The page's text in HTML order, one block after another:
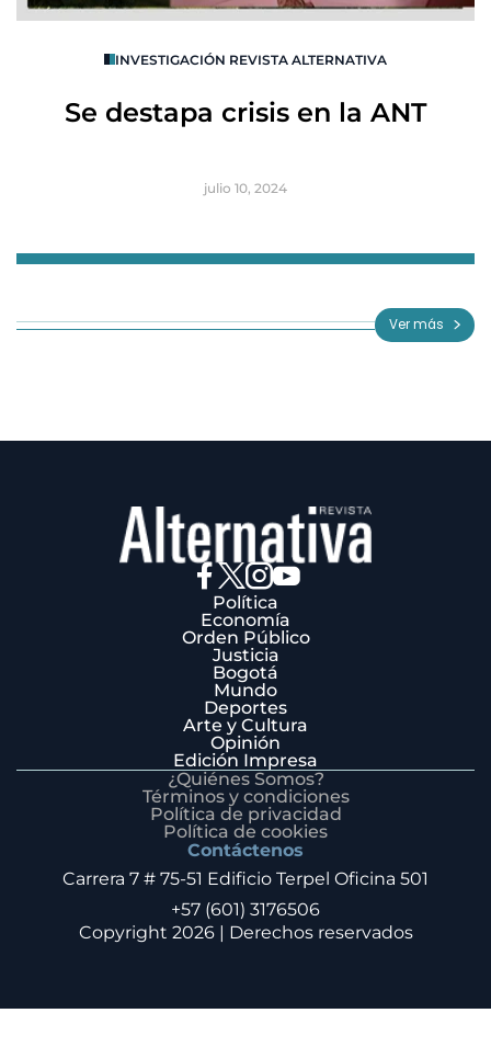
INVESTIGACIÓN REVISTA ALTERNATIVA
Se destapa crisis en la ANT
julio 10, 2024
3
Ver más
Política
Economía
Orden Público
Justicia
Bogotá
Mundo
Deportes
Arte y Cultura
Opinión
Edición Impresa
¿Quiénes Somos?
Términos y condiciones
Política de privacidad
Política de cookies
Contáctenos
Carrera 7 # 75-51 Edificio Terpel Oficina 501
+57 (601) 3176506
Copyright 2026 | Derechos reservados